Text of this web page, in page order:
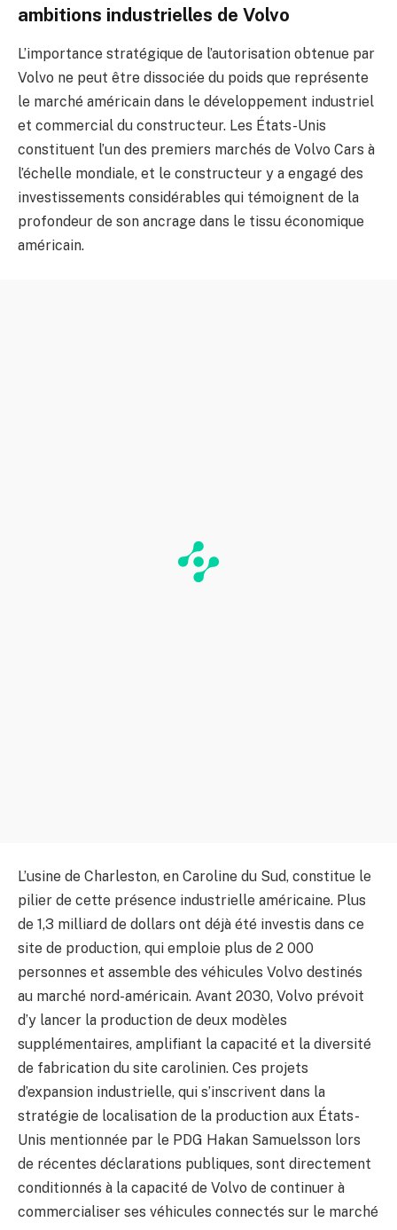
ambitions industrielles de Volvo
L’importance stratégique de l’autorisation obtenue par
Volvo ne peut être dissociée du poids que représente
le marché américain dans le développement industriel
et commercial du constructeur. Les États-Unis
constituent l’un des premiers marchés de Volvo Cars à
l’échelle mondiale, et le constructeur y a engagé des
investissements considérables qui témoignent de la
profondeur de son ancrage dans le tissu économique
américain.
L’usine de Charleston, en Caroline du Sud, constitue le
pilier de cette présence industrielle américaine. Plus
de 1,3 milliard de dollars ont déjà été investis dans ce
site de production, qui emploie plus de 2 000
personnes et assemble des véhicules Volvo destinés
au marché nord-américain. Avant 2030, Volvo prévoit
d’y lancer la production de deux modèles
supplémentaires, amplifiant la capacité et la diversité
de fabrication du site carolinien. Ces projets
d’expansion industrielle, qui s’inscrivent dans la
stratégie de localisation de la production aux États-
Unis mentionnée par le PDG Hakan Samuelsson lors
de récentes déclarations publiques, sont directement
conditionnés à la capacité de Volvo de continuer à
commercialiser ses véhicules connectés sur le marché